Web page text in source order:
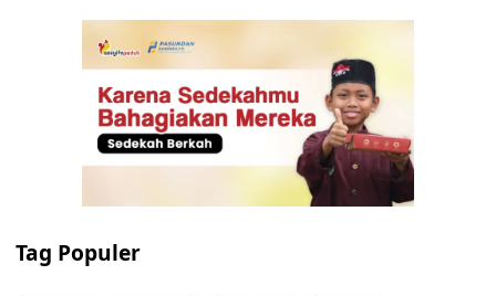
Tag Populer